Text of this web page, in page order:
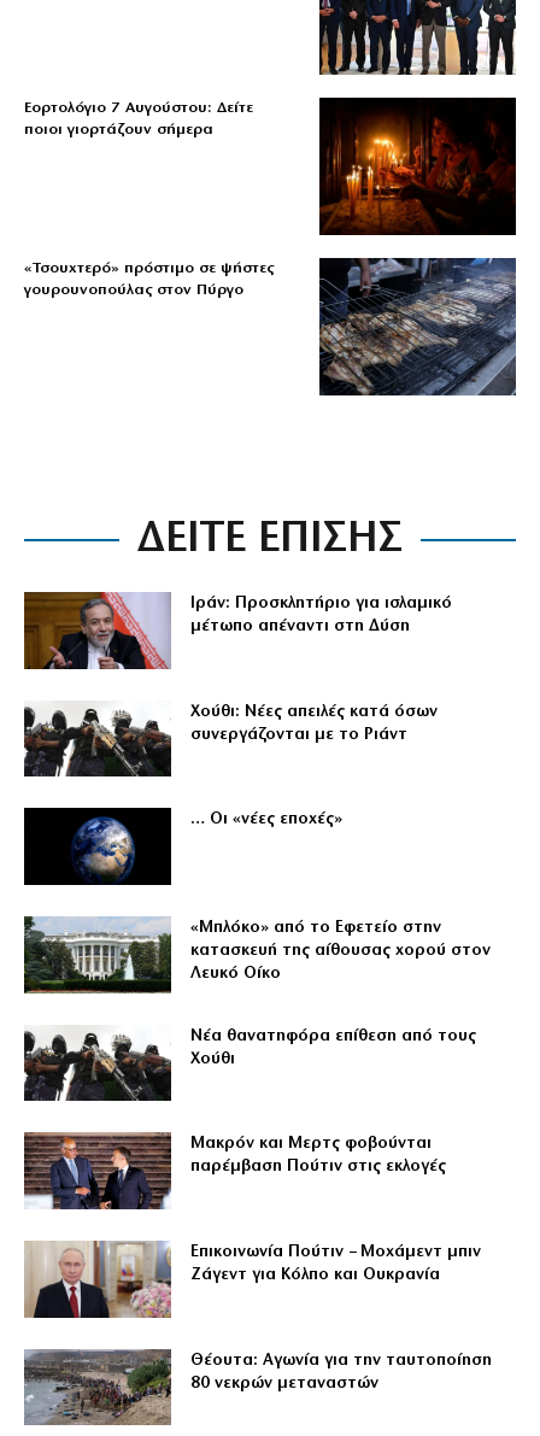
Εορτολόγιο 7 Αυγούστου: Δείτε
ποιοι γιορτάζουν σήμερα
«Τσουχτερό» πρόστιμο σε ψήστες
γουρουνοπούλας στον Πύργο
ΔΕΙΤΕ ΕΠΙΣΗΣ
Ιράν: Προσκλητήριο για ισλαμικό
μέτωπο απέναντι στη Δύση
Χούθι: Νέες απειλές κατά όσων
συνεργάζονται με το Ριάντ
… Οι «νέες εποχές»
«Μπλόκο» από το Εφετείο στην
κατασκευή της αίθουσας χορού στον
Λευκό Οίκο
Νέα θανατηφόρα επίθεση από τους
Χούθι
Μακρόν και Μερτς φοβούνται
παρέμβαση Πούτιν στις εκλογές
Επικοινωνία Πούτιν – Μοχάμεντ μπιν
Ζάγεντ για Κόλπο και Ουκρανία
Θέουτα: Αγωνία για την ταυτοποίηση
80 νεκρών μεταναστών